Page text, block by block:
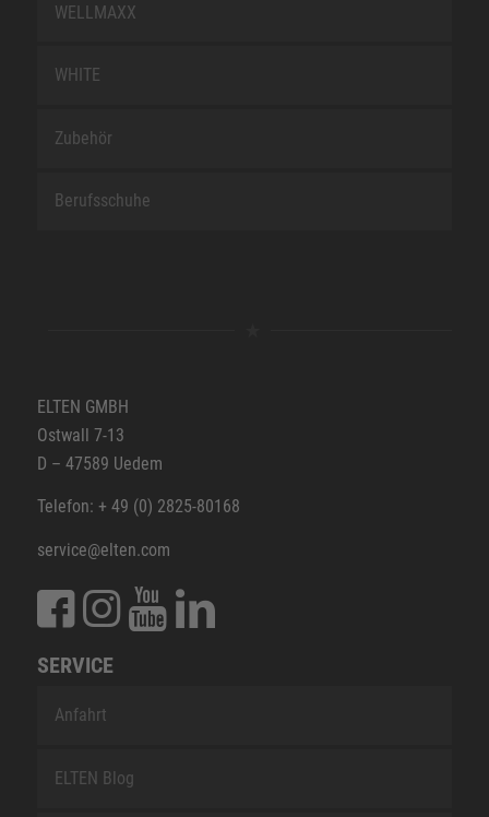
WELLMAXX
WHITE
Zubehör
Berufsschuhe
ELTEN GMBH
Ostwall 7-13
D – 47589 Uedem
Telefon: + 49 (0) 2825-80168
service@elten.com
SERVICE
Anfahrt
ELTEN Blog